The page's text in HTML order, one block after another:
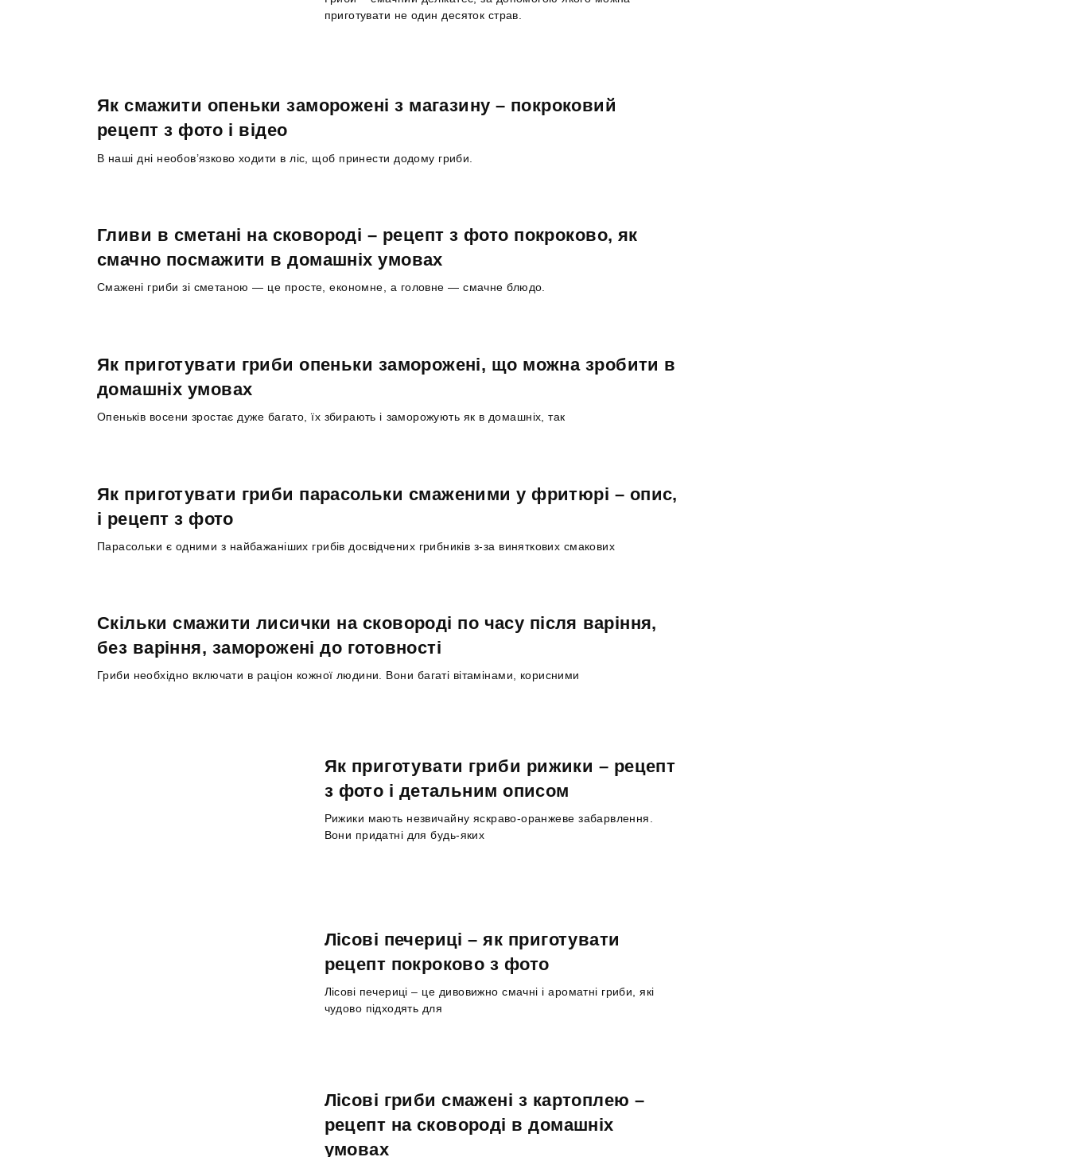
приготувати не один десяток страв.
Як смажити опеньки заморожені з магазину – покроковий
рецепт з фото і відео
В наші дні необов’язково ходити в ліс, щоб принести додому гриби.
Гливи в сметані на сковороді – рецепт з фото покроково, як
смачно посмажити в домашніх умовах
Смажені гриби зі сметаною — це просте, економне, а головне — смачне блюдо.
Як приготувати гриби опеньки заморожені, що можна зробити в
домашніх умовах
Опеньків восени зростає дуже багато, їх збирають і заморожують як в домашніх, так
Як приготувати гриби парасольки смаженими у фритюрі – опис,
і рецепт з фото
Парасольки є одними з найбажаніших грибів досвідчених грибників з-за виняткових смакових
Скільки смажити лисички на сковороді по часу після варіння,
без варіння, заморожені до готовності
Гриби необхідно включати в раціон кожної людини. Вони багаті вітамінами, корисними
Як приготувати гриби рижики – рецепт
з фото і детальним описом
Рижики мають незвичайну яскраво-оранжеве забарвлення.
Вони придатні для будь-яких
Лісові печериці – як приготувати
рецепт покроково з фото
Лісові печериці – це дивовижно смачні і ароматні гриби, які
чудово підходять для
Лісові гриби смажені з картоплею –
рецепт на сковороді в домашніх
умовах